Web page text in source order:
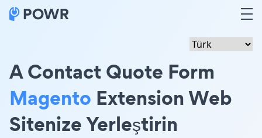
A Contact Quote Form
Magento Extension Web
Sitenize Yerleştirin